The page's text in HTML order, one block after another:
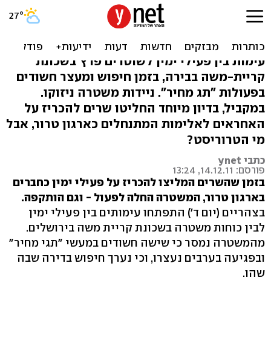
עצורים בירושלים: פעילי ימין
שברו שמשות לניידת
עימות בין פעילי ימין לשוטרים פרץ בשכונת
קריית-משה בבירה, בזמן חיפוש ומעצר חשודים
בפעולות "תג מחיר". ניידות משטרה ניזוקו.
במקביל, בדיון מיוחד החליטו שרים להכריז על
האחראים לאלימות המתנחלים כארגון טרור, אבל
מי הטרוריסט?
כתבי ynet
פורסם: 14.12.11, 13:24
בזמן שהשרים המליצו להכריז על פעילי ימין כחברים
בארגון טרור, המשטרה החלה לפעול - וגם הותקפה.
בצהריים (יום ד') התפתחו עימותים בין פעילי ימין
לבין כוחות משטרה בשכונת קריית משה בירושלים.
מהמשטרה נמסר כי שישה חשודים במעשי "תגי מחיר"
ובפגיעה בערבים נעצרו, וכי נערך חיפוש בדירה שבה
שהו.